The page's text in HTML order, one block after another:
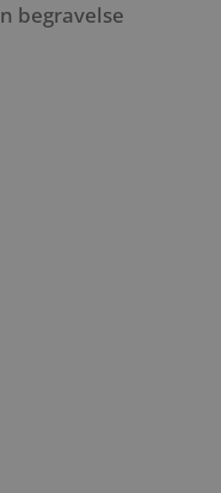
begravelse